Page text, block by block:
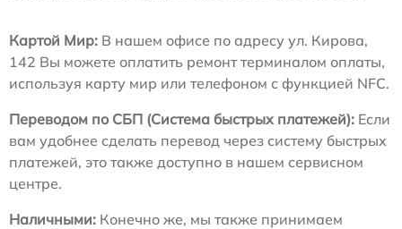
Картой Мир: В нашем офисе по адресу ул. Кирова,
142 Вы можете оплатить ремонт терминалом оплаты,
используя карту мир или телефоном с функцией NFC.
Переводом по СБП (Система быстрых платежей): Если
вам удобнее сделать перевод через систему быстрых
платежей, это также доступно в нашем сервисном
центре.
Наличными: Конечно же, мы также принимаем